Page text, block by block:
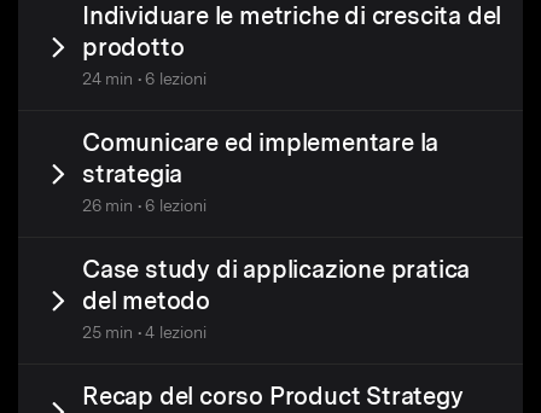
Individuare le metriche di crescita del
prodotto
24 min • 6 lezioni
Comunicare ed implementare la
strategia
26 min • 6 lezioni
Case study di applicazione pratica
del metodo
25 min • 4 lezioni
Recap del corso Product Strategy